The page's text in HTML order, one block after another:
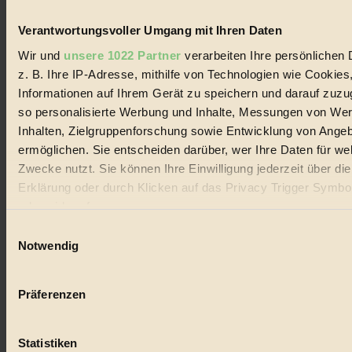
Verantwortungsvoller Umgang mit Ihren Daten
Wir und unsere 1022 Partner verarbeiten Ihre persönlichen
z. B. Ihre IP-Adresse, mithilfe von Technologien wie
Informationen auf Ihrem Gerät zu speichern und darauf
so personalisierte Werbung und Inhalte, Messungen von
Inhalten, Zielgruppenforschung sowie Entwicklung von
ermöglichen. Sie entscheiden darüber, wer Ihre Daten für
Zwecke nutzt. Sie können Ihre Einwilligung jederzeit über
Erklärung oder durch Klicken auf das Privacy Trigger
oder widerrufen
Wenn Sie es erlauben, würden wir auch gerne:
Ihr Gerät durch aktives Scannen nach bestimmten
Erfahren Sie mehr darüber, wie Ihre persönlichen Daten
Notwendig
Präferenzen
Statistiken